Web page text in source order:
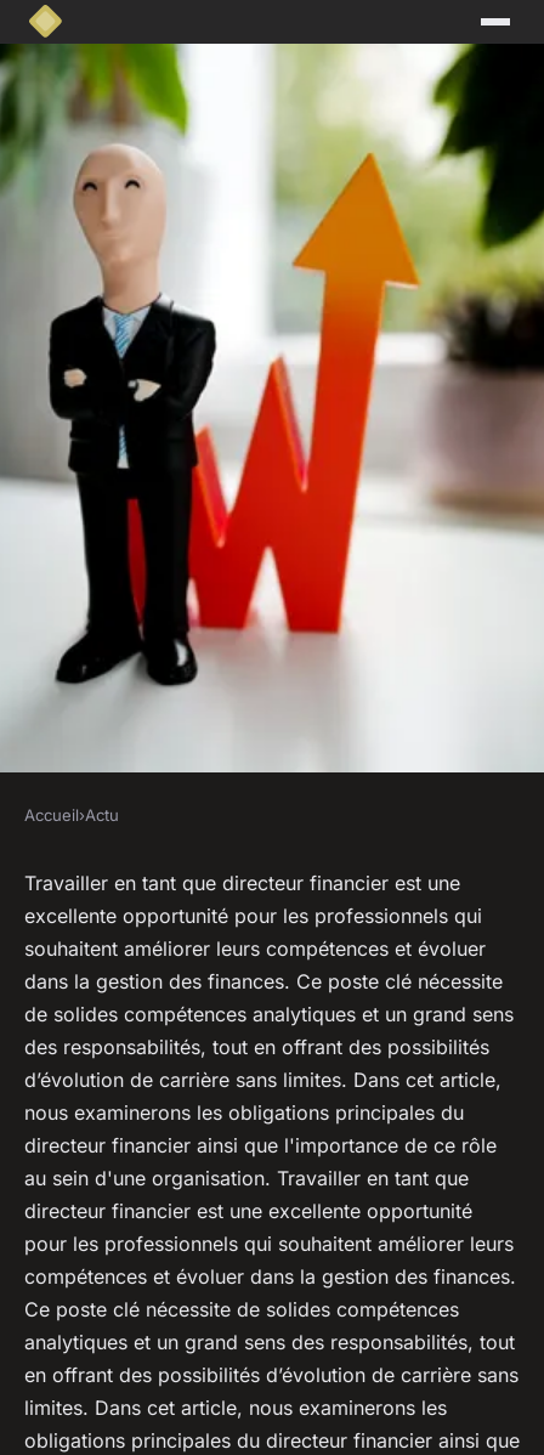
Directeur financier : clé du
succès et évolution de carrière
dans la gestion finance
sébastien•10 avril 2023•4 min de lecture
Accueil›Actu
Travailler en tant que directeur financier est une
excellente opportunité pour les professionnels qui
souhaitent améliorer leurs compétences et évoluer
dans la gestion des finances. Ce poste clé nécessite
de solides compétences analytiques et un grand sens
des responsabilités, tout en offrant des possibilités
d’évolution de carrière sans limites. Dans cet article,
nous examinerons les obligations principales du
directeur financier ainsi que l'importance de ce rôle
au sein d'une organisation. Travailler en tant que
directeur financier est une excellente opportunité
pour les professionnels qui souhaitent améliorer leurs
compétences et évoluer dans la gestion des finances.
Ce poste clé nécessite de solides compétences
analytiques et un grand sens des responsabilités, tout
en offrant des possibilités d’évolution de carrière sans
limites. Dans cet article, nous examinerons les
obligations principales du directeur financier ainsi que